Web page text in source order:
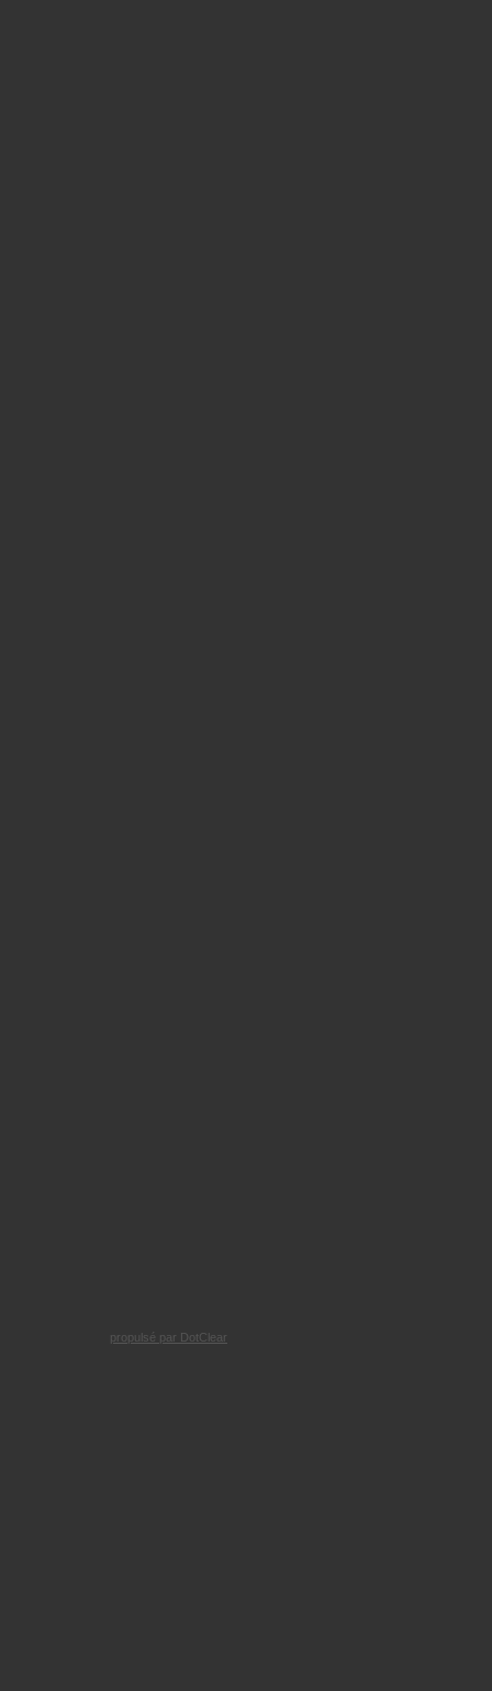
propulsé par DotClear